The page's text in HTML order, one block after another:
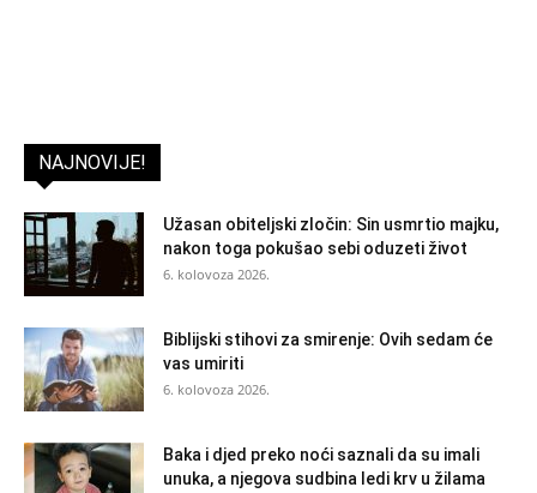
NAJNOVIJE!
Užasan obiteljski zločin: Sin usmrtio majku,
nakon toga pokušao sebi oduzeti život
6. kolovoza 2026.
Biblijski stihovi za smirenje: Ovih sedam će
vas umiriti
6. kolovoza 2026.
Baka i djed preko noći saznali da su imali
unuka, a njegova sudbina ledi krv u žilama